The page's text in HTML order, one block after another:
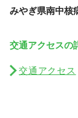
みやぎ県南中核
交通アクセスの
交通アクセス